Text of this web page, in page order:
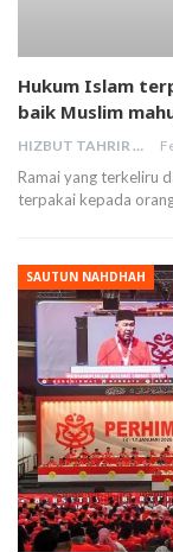
Hukum Islam
baik Muslim
HIZBUT TAHRIR MALAYSIA
Ramai yang terkeliru
terpakai kepada
SAUTUN NAHDHAH